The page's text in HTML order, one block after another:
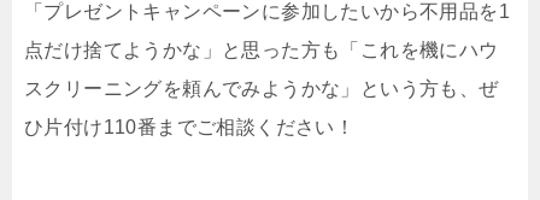
「プレゼントキャンペーンに参加したいから不用品を1
点だけ捨てようかな」と思った方も「これを機にハウ
スクリーニングを頼んでみようかな」という方も、ぜ
ひ片付け110番までご相談ください！